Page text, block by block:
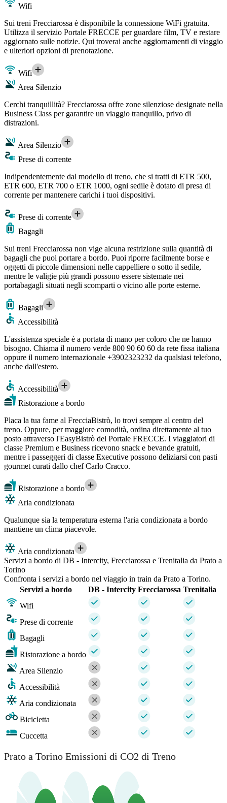
Wifi
Sui treni Frecciarossa è disponibile la connessione WiFi gratuita.
Utilizza il servizio Portale FRECCE per guardare film, TV e restare
aggiornato sulle notizie. Qui troverai anche aggiornamenti di viaggio
e ulteriori opzioni di prenotazione.
Wifi
Area Silenzio
Cerchi tranquillità? Frecciarossa offre zone silenziose designate nella
Business Class per garantire un viaggio tranquillo, privo di
distrazioni.
Area Silenzio
Prese di corrente
Indipendentemente dal modello di treno, che si tratti di ETR 500,
ETR 600, ETR 700 o ETR 1000, ogni sedile è dotato di presa di
corrente per mantenere carichi i tuoi dispositivi.
Prese di corrente
Bagagli
Sui treni Frecciarossa non vige alcuna restrizione sulla quantità di
bagagli che puoi portare a bordo. Puoi riporre facilmente borse e
oggetti di piccole dimensioni nelle cappelliere o sotto il sedile,
mentre le valigie più grandi possono essere sistemate nei
portabagagli situati negli scomparti o vicino alle porte esterne.
Bagagli
Accessibilità
L'assistenza speciale è a portata di mano per coloro che ne hanno
bisogno. Chiama il numero verde 800 90 60 60 da rete fissa italiana
oppure il numero internazionale +3902323232 da qualsiasi telefono,
anche dall'estero.
Accessibilità
Ristorazione a bordo
Placa la tua fame al FrecciaBistrò, lo trovi sempre al centro del
treno. Oppure, per maggiore comodità, ordina direttamente al tuo
posto attraverso l'EasyBistrò del Portale FRECCE. I viaggiatori di
classe Premium e Business ricevono snack e bevande gratuiti,
mentre i passeggeri di classe Executive possono deliziarsi con pasti
gourmet curati dallo chef Carlo Cracco.
Ristorazione a bordo
Aria condizionata
Qualunque sia la temperatura esterna l'aria condizionata a bordo
mantiene un clima piacevole.
Aria condizionata
Servizi a bordo di DB - Intercity, Frecciarossa e Trenitalia da Prato a
Torino
Confronta i servizi a bordo nel viaggio in train da Prato a Torino.
Servizi a bordo
DB - Intercity Frecciarossa Trenitalia
Wifi
Prese di corrente
Bagagli
Ristorazione a bordo
Area Silenzio
Accessibilità
Aria condizionata
Bicicletta
Cuccetta
Prato a Torino Emissioni di CO2 di Treno